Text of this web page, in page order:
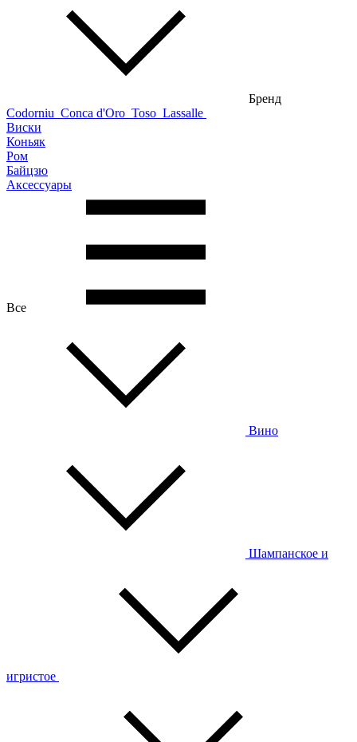
Бренд
Codorniu Conca d'Oro Toso Lassalle
Виски
Коньяк
Ром
Байцзю
Аксессуары
Все
Вино
Шампанское и
игристое